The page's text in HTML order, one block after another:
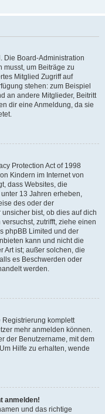
Die Board-Administration
musst, um Beiträge zu
Mitglied Zugriff auf
stehen: zum Beispiel
an andere Mitglieder, Beitritt
dir eine Anmeldung, da sie
Protection Act of 1998
Kindern im Internet von
dass Websites, die
13 Jahren erheben,
des oder der
bist, ob dies auf dich
zutrifft, ziehe einen
phpBB Limited und der
kann und nicht die
Art ist; außer solchen, die
es Beschwerden oder
werden.
Registrierung komplett
mehr anmelden können.
der Benutzername, mit dem
Hilfe zu erhalten, wende
anmelden!
und das richtige